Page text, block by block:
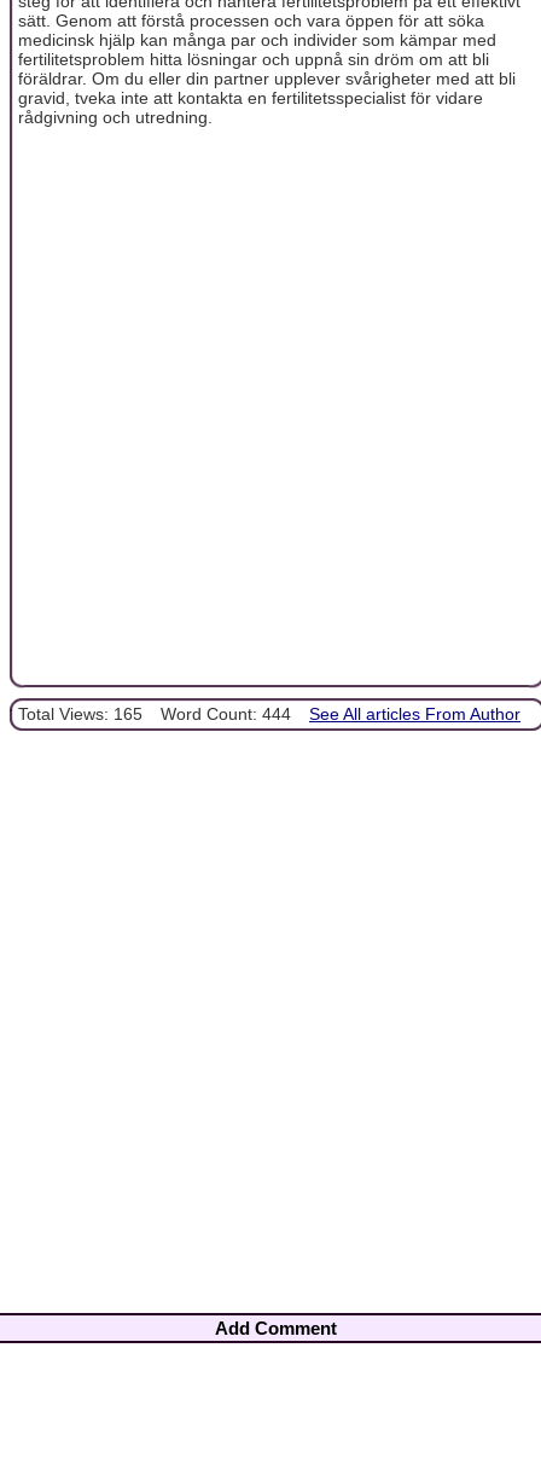
sätt. Genom att förstå processen och vara öppen för att söka
medicinsk hjälp kan många par och individer som kämpar med
fertilitetsproblem hitta lösningar och uppnå sin dröm om att bli
föräldrar. Om du eller din partner upplever svårigheter med att bli
gravid, tveka inte att kontakta en fertilitetsspecialist för vidare
rådgivning och utredning.
Total Views: 165 Word Count: 444 See All articles From Author
Add Comment